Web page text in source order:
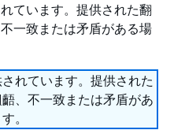
ています。提供された翻
一致または矛盾がある場
れています。提供された
、不一致または矛盾があ
。